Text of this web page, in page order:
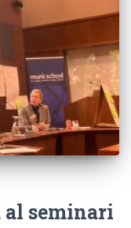
al seminari